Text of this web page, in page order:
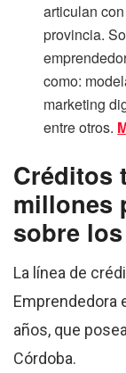
articulan
provincia.
como:
marketing
entre otros.
Créditos
millones
sobre
La línea de
Emprendedora
años, que
Córdoba.